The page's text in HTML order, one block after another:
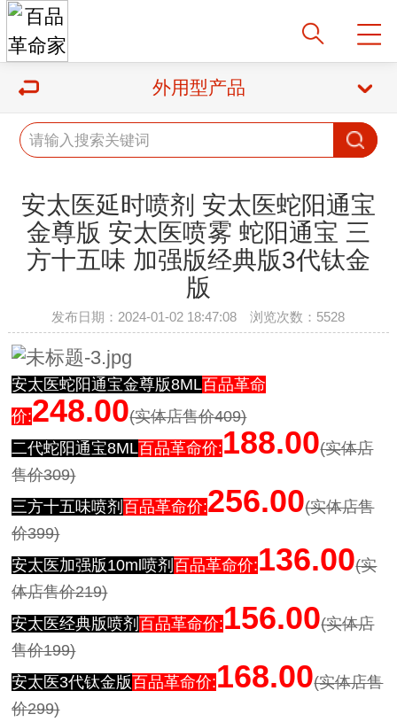
外用型产品
安太医延时喷剂 安太医蛇阳通宝
金尊版 安太医喷雾 蛇阳通宝 三
方十五味 加强版经典版3代钛金
版
发布日期：2024-01-02 18:47:08 浏览次数：5528
安太医蛇阳通宝金尊版8ML百品革命
价:248.00(实体店售价409)
二代蛇阳通宝8ML百品革命价:188.00(实体店
售价309)
三方十五味喷剂百品革命价:256.00(实体店售
价399)
安太医加强版10ml喷剂百品革命价:136.00(实
体店售价219)
安太医经典版喷剂百品革命价:156.00(实体店
售价199)
安太医3代钛金版百品革命价:168.00(实体店售
价299)